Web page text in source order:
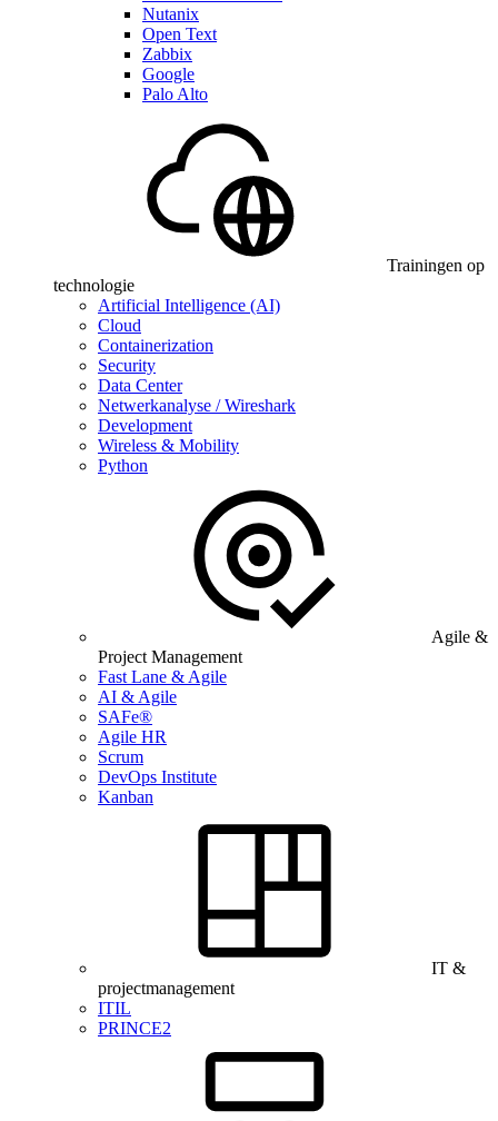
Nutanix
Open Text
Zabbix
Google
Palo Alto
Trainingen op
technologie
Artificial Intelligence (AI)
Cloud
Containerization
Security
Data Center
Netwerkanalyse / Wireshark
Development
Wireless & Mobility
Python
Agile &
Project Management
Fast Lane & Agile
AI & Agile
SAFe®
Agile HR
Scrum
DevOps Institute
Kanban
IT &
projectmanagement
ITIL
PRINCE2